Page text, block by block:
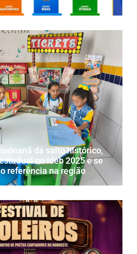
dá salto histórico,
no Ideb 2025 e se
referência na região